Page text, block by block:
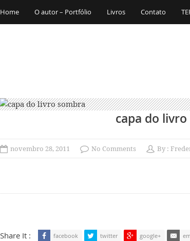
Home O autor – Portfólio Livros Contato
capa do
novembro 28, 2011 No Comments By :
Share It : facebook twitter google+